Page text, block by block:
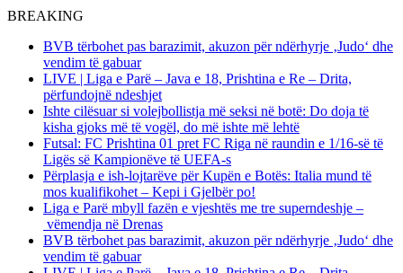
BREAKING
BVB tërbohet pas barazimit, akuzon për ndërhyrje ‚Judo‘ dhe
vendim të gabuar
LIVE | Liga e Parë – Java e 18, Prishtina e Re – Drita,
përfundojnë ndeshjet
Ishte cilësuar si volejbollistja më seksi në botë: Do doja të
kisha gjoks më të vogël, do më ishte më lehtë
Futsal: FC Prishtina 01 pret FC Riga në raundin e 1/16-së të
Ligës së Kampionëve të UEFA-s
Përplasja e ish-lojtarëve për Kupën e Botës: Italia mund të
mos kualifikohet – Kepi i Gjelbër po!
Liga e Parë mbyll fazën e vjeshtës me tre superndeshje –
vëmendja në Drenas
BVB tërbohet pas barazimit, akuzon për ndërhyrje ‚Judo‘ dhe
vendim të gabuar